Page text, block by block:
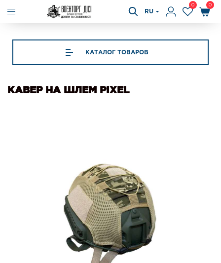
RU
0 0
КАТАЛОГ ТОВАРОВ
КАВЕР НА ШЛЕМ РIХЕL